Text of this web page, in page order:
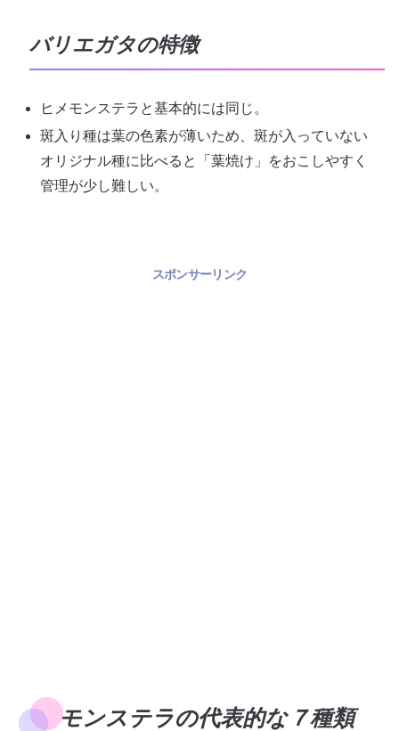
バリエガタの特徴
ヒメモンステラと基本的には同じ。
斑入り種は葉の色素が薄いため、斑が入っていない
オリジナル種に比べると「葉焼け」をおこしやすく
管理が少し難しい。
スポンサーリンク
モンステラの代表的な７種類